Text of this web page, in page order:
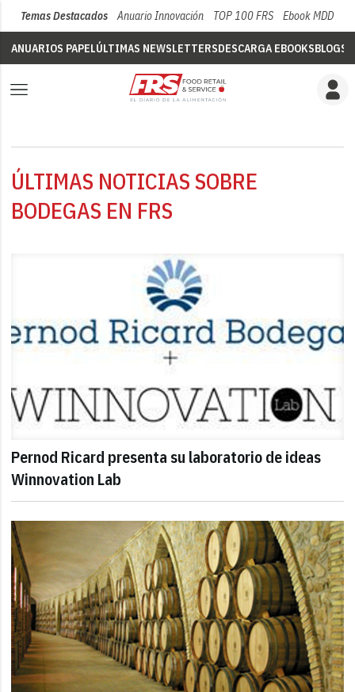
Temas Destacados Anuario Innovación TOP 100 FRS Ebook MDD
ANUARIOS PAPELÚLTIMAS NEWSLETTERSDESCARGA EBOOKSBLOGS
ÚLTIMAS NOTICIAS SOBRE
BODEGAS EN FRS
Pernod Ricard presenta su laboratorio de ideas
Winnovation Lab